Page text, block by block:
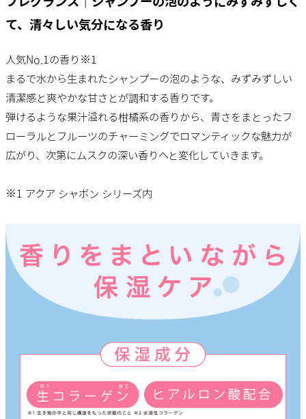
て、清々しい気分になる香り
人気No.1の香り※1
まるで水から生まれたシャンプーの泡のような、みずみずしい
清潔感と爽やかな甘さとが調和する香りです。
弾けるような果汁溢れる柑橘系の香りから、青さをまとったフ
ローラルとフルーツのチャーミングでロマンティックな魅力が
広がり、次第にムスクの深い香りへと変化していきます。
※1 アクア シャボン シリーズ内